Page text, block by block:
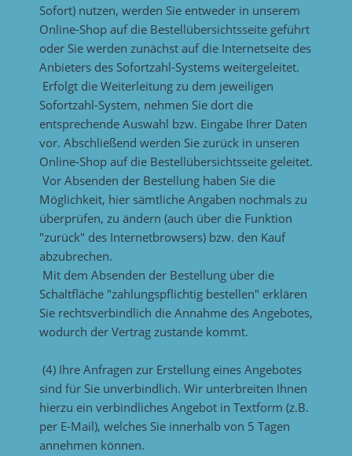
Sofort) nutzen, werden Sie entweder in unserem
Online-Shop auf die Bestellübersichtsseite geführt
oder Sie werden zunächst auf die Internetseite des
Anbieters des Sofortzahl-Systems weitergeleitet.
Erfolgt die Weiterleitung zu dem jeweiligen
Sofortzahl-System, nehmen Sie dort die
entsprechende Auswahl bzw. Eingabe Ihrer Daten
vor. Abschließend werden Sie zurück in unseren
Online-Shop auf die Bestellübersichtsseite geleitet.
Vor Absenden der Bestellung haben Sie die
Möglichkeit, hier sämtliche Angaben nochmals zu
überprüfen, zu ändern (auch über die Funktion
"zurück" des Internetbrowsers) bzw. den Kauf
abzubrechen.
Mit dem Absenden der Bestellung über die
Schaltfläche "zahlungspflichtig bestellen" erklären
Sie rechtsverbindlich die Annahme des Angebotes,
wodurch der Vertrag zustande kommt.
(4) Ihre Anfragen zur Erstellung eines Angebotes
sind für Sie unverbindlich. Wir unterbreiten Ihnen
hierzu ein verbindliches Angebot in Textform (z.B.
per E-Mail), welches Sie innerhalb von 5 Tagen
annehmen können.